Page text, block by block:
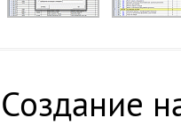
Создание